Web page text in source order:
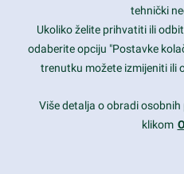
Daily: 9:00 am - 6:00 pm
Sunday: Closed
Copyright 2017FRESHFACE© All
tehnički
Ukoliko želite prihvatiti ili
odaberite opciju "Postavke
trenutku možete izmijeniti ili
Više detalja o obradi
klikom